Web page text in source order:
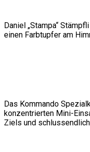
Daniel „Stampa“
einen Farbtupfer am
Das Kommando
konzentrierten Mini-
Ziels und